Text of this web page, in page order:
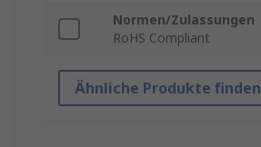
Normen/Zulassungen
RoHS Compliant
Ähnliche Produkte finden